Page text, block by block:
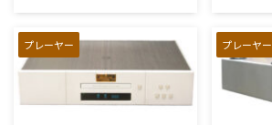
プレーヤー プレーヤー